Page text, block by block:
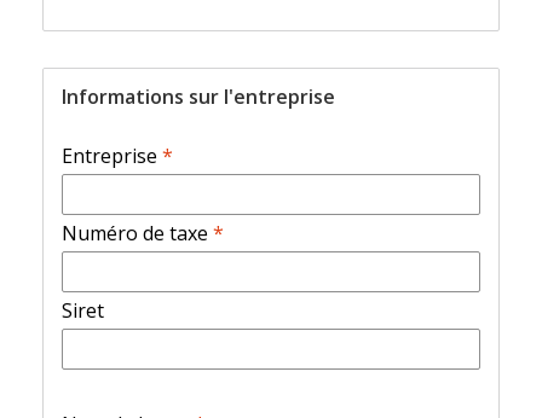
Informations sur l'entreprise
Entreprise *
Numéro de taxe *
Siret